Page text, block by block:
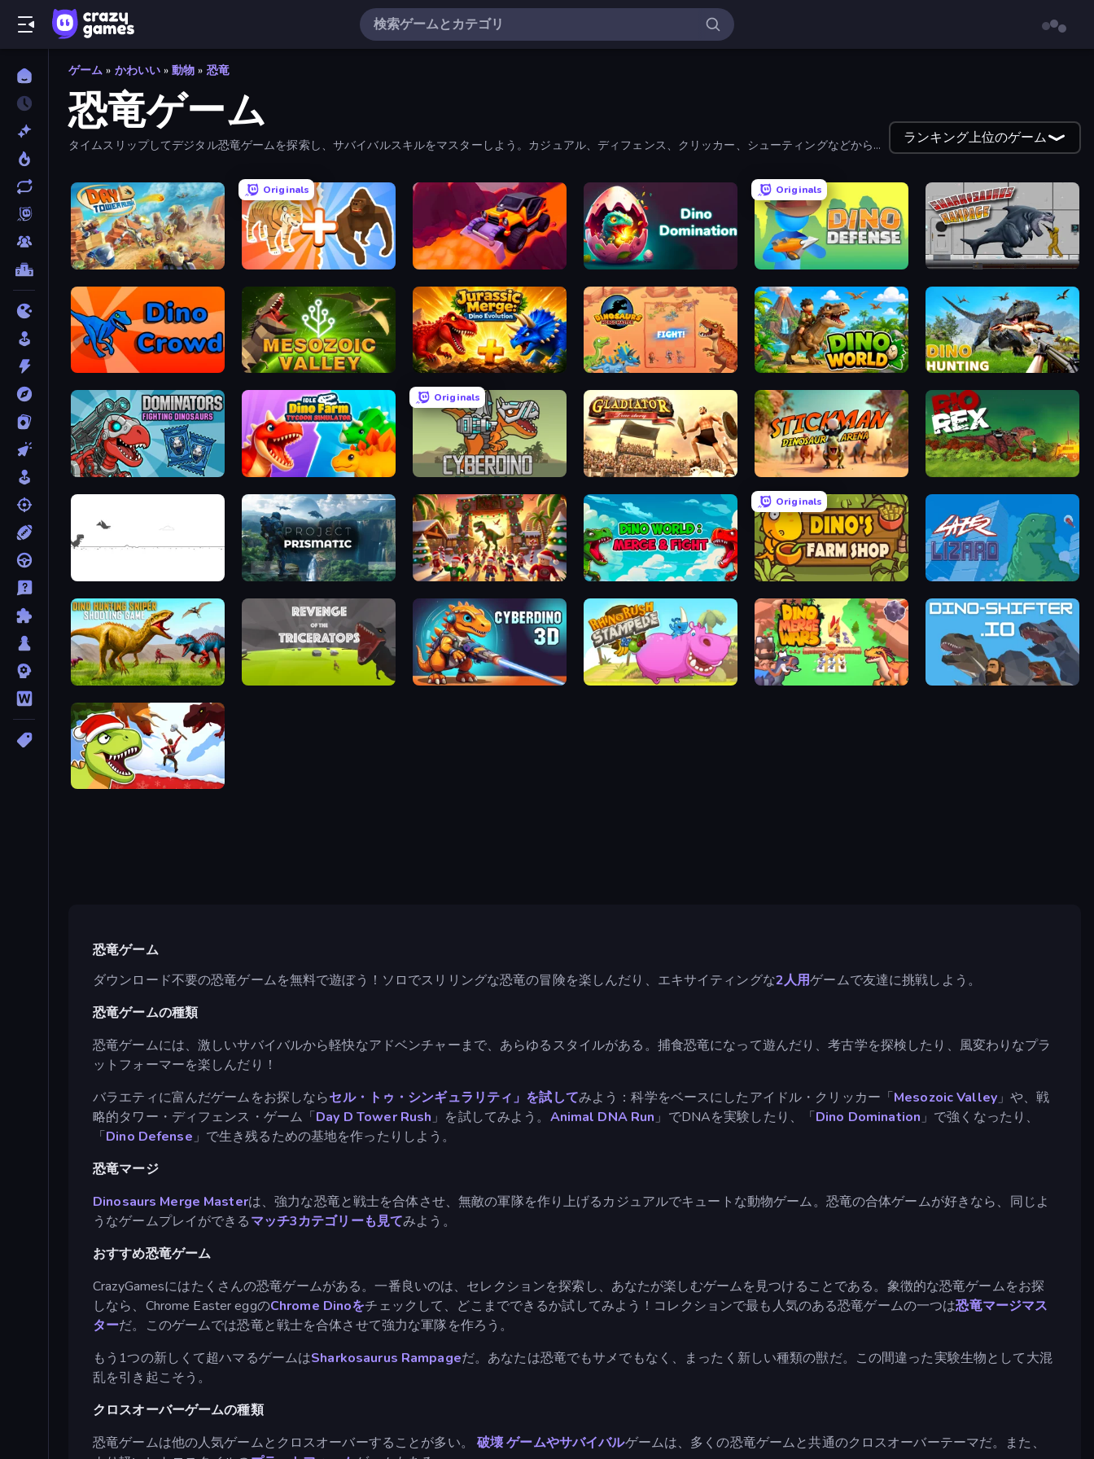
ゲーム » かわいい » 動物 » 恐竜
恐竜ゲーム
タイムスリップしてデジタル恐竜ゲームを探索し、サバイバルスキルをマスターしよう。カジュアル、ディフェンス、クリッカー、シューティングなどから選
ランキング上位のゲーム
Day D Tower Rush
Originals
Animal DNA Run Sand King Dino Domination
Originals
Dino Defense Sharkosaurus Rampage
Dino Crowd Cell to Singularity: Mesozoic Valley Jurassic Merge: Dino Evolution Dinosaurs Merge Master Dino World Dino Hunting Jurassic World
Dominators: Fighting Dinosaurs Idle Dino Farm Tycoon Simulator 3D
Originals
CyberDino: T-Rex vs Robots Gladiator: True Story Stickman: Dinosaur Arena Rio Rex
Project Prismatic My Dinoland Dino World: Merge & Fight
Originals
Dino's Farm Shop Laser Lizard
Dino Hunting Sniper Shooting Game CyberDino 3D Rhino Rush Stampede Dino Merge Wars DinoShifter.io
Dino Survival: 3D Simulator
恐竜ゲーム
ダウンロード不要の恐竜ゲームを無料で遊ぼう！ソロでスリリングな恐竜の冒険を楽しんだり、エキサイティングな2人用ゲームで友達に挑戦しよう。
恐竜ゲームの種類
恐竜ゲームには、激しいサバイバルから軽快なアドベンチャーまで、あらゆるスタイルがある。捕食恐竜になって遊んだり、考古学を探検したり、風変わりなプラ
ットフォーマーを楽しんだり！
バラエティに富んだゲームをお探しならセル・トゥ・シンギュラリティ」を試してみよう：科学をベースにしたアイドル・クリッカー「Mesozoic Valley 」や、戦
略的タワー・ディフェンス・ゲーム「Day D Tower Rush 」を試してみよう。 Animal DNA Run 」でDNAを実験したり、「Dino Domination 」で強くなったり、
「Dino Defense 」で生き残るための基地を作ったりしよう。
恐竜マージ
Dinosaurs Merge Masterは、強力な恐竜と戦士を合体させ、無敵の軍隊を作り上げるカジュアルでキュートな動物ゲーム。恐竜の合体ゲームが好きなら、同じよ
うなゲームプレイができるマッチ3カテゴリーも見てみよう。
おすすめ恐竜ゲーム
CrazyGamesにはたくさんの恐竜ゲームがある。一番良いのは、セレクションを探索し、あなたが楽しむゲームを見つけることである。象徴的な恐竜ゲームをお探
しなら、Chrome Easter eggのChrome Dinoをチェックして、どこまでできるか試してみよう！コレクションで最も人気のある恐竜ゲームの一つは恐竜マージマス
ターだ。このゲームでは恐竜と戦士を合体させて強力な軍隊を作ろう。
もう1つの新しくて超ハマるゲームはSharkosaurus Rampageだ。あなたは恐竜でもサメでもなく、まったく新しい種類の獣だ。この間違った実験生物として大混
乱を引き起こそう。
クロスオーバーゲームの種類
恐竜ゲームは他の人気ゲームとクロスオーバーすることが多い。
破壊ゲームやサバイバルゲームは、多くの恐竜ゲームと共通のクロスオーバーテーマだ。また、